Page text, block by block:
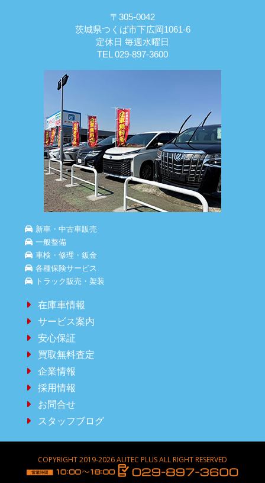
〒305-0042
茨城県つくば市下広岡1061-6
定休日 毎週水曜日
TEL 029-897-3600
新車・中古車販売
一般整備
車検・修理・鈑金
各種保険サービス
トラック販売・架装
在庫車情報
サービス案内
安心保証
買取無料査定
企業情報
採用情報
お問合せ
スタッフブログ
COPYRIGHT 2019-2026 AUTEC PLUS ALL RIGHT RESERVED